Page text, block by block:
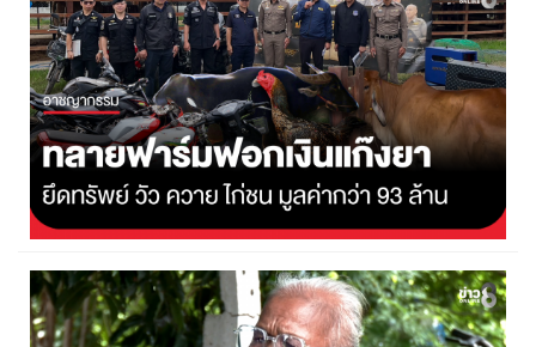
ทลายฟาร์มฟอกเงินแก๊งยาในร้อยเอ็ด ยึดทรัพย์กว่า 93 ล้าน
5 สิงหาคม 2569 19,068